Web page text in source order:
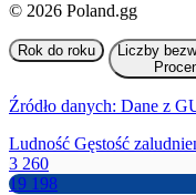
© 2026 Poland.gg
Rok do roku
Liczby
Źródło danych: Dane z
Ludność Gęstość
3 260
19 198